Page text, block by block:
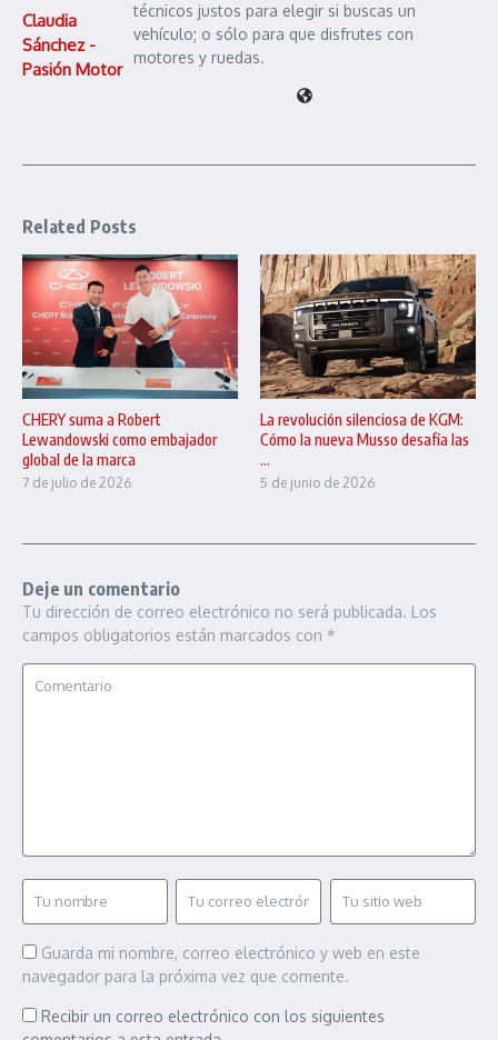
Claudia
Sánchez -
Pasión Motor
técnicos justos para elegir si buscas un
vehículo; o sólo para que disfrutes con
motores y ruedas.
Related Posts
CHERY suma a Robert
Lewandowski como embajador
global de la marca
7 de julio de 2026
La revolución silenciosa de KGM:
Cómo la nueva Musso desafía las
...
5 de junio de 2026
Deje un comentario
Tu dirección de correo electrónico no será publicada. Los
campos obligatorios están marcados con *
Guarda mi nombre, correo electrónico y web en este
navegador para la próxima vez que comente.
Recibir un correo electrónico con los siguientes